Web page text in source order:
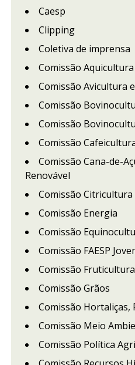
Caesp
Clipping
Coletiva de imprensa
Comissão Aquicultura
Comissão Avicultura
Comissão
Comissão
Comissão
Comissão Cana-de-
Renovável
Comissão Citricultura
Comissão Energia
Comissão
Comissão FAESP
Comissão Fruticultura
Comissão Grãos
Comissão Hortaliças,
Comissão Meio
Comissão Política